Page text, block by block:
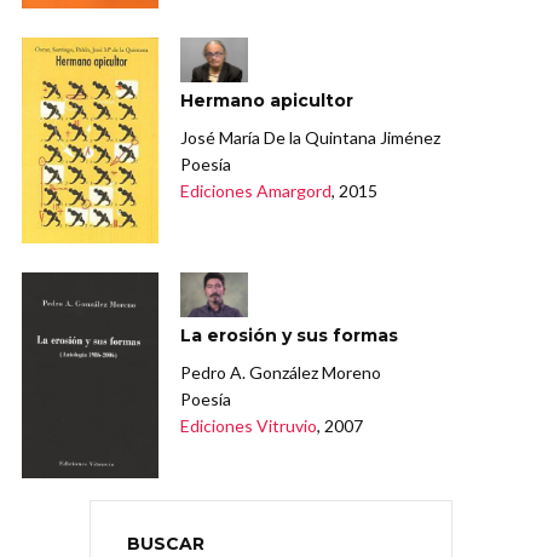
Hermano apicultor
José María De la Quintana Jiménez
Poesía
Ediciones Amargord, 2015
La erosión y sus formas
Pedro A. González Moreno
Poesía
Ediciones Vitruvio, 2007
BUSCAR